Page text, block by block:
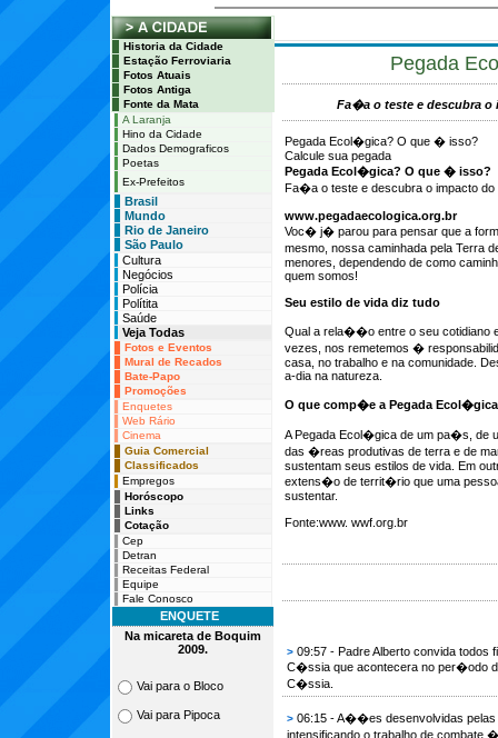
Historia da Cidade
Estação Ferroviaria
Fotos Atuais
Fotos Antiga
Fonte da Mata
A Laranja
Hino da Cidade
Dados Demograficos
Poetas
Ex-Prefeitos
Brasil
Mundo
Rio de Janeiro
São Paulo
Cultura
Negócios
Polícia
Polítita
Saúde
Veja Todas
Fotos e Eventos
Mural de Recados
Bate-Papo
Promoções
Enquetes
Web Rário
Cinema
Guia Comercial
Classificados
Empregos
Horóscopo
Links
Cotação
Cep
Detran
Receitas Federal
Equipe
Fale Conosco
ENQUETE
Na micareta de Boquim
2009.
Vai para o Bloco
Vai para Pipoca
Pegada
Fa�a o teste e descubra o
Pegada Ecol�gica? O que � isso?
Calcule sua pegada
Pegada Ecol�gica? O que � isso?
Fa�a o teste e descubra o impacto do
www.pegadaecologica.org.br
Voc� j� parou para pensar que a
mesmo, nossa caminhada pela
menores, dependendo de como
quem somos!
Seu estilo de vida diz tudo
Qual a rela��o entre o seu cotidiano
vezes, nos remetemos �
casa, no trabalho e na comunidade.
a-dia na natureza.
O que comp�e a Pegada
A Pegada Ecol�gica de um pa�s, de
das �reas produtivas de terra e de
sustentam seus estilos de vida. Em
extens�o de territ�rio que uma
sustentar.
Fonte:www. wwf.org.br
> 09:57 - Padre Alberto convida todos
C�ssia que acontecera no per�odo
C�ssia.
> 06:15 - A��es desenvolvidas
intensificando o trabalho de